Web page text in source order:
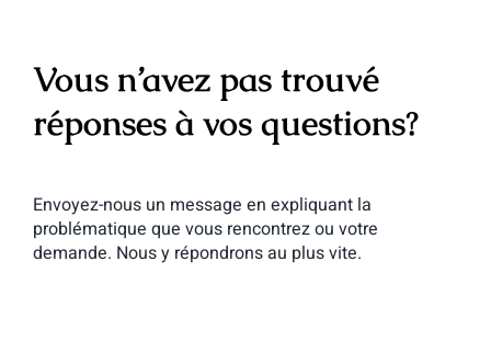
Vous n’avez pas trouvé
réponses à vos questions?
Envoyez-nous un message en expliquant la
problématique que vous rencontrez ou votre
demande. Nous y répondrons au plus vite.